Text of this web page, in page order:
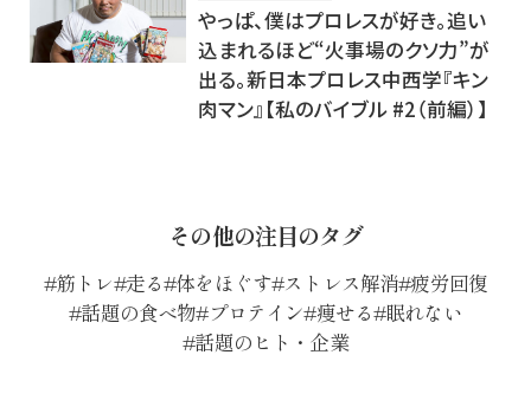
やっぱ、僕はプロレスが好き。追い
込まれるほど“火事場のクソ力”が
出る。新日本プロレス中西学『キン
肉マン』【私のバイブル #2（前編）】
その他の注目のタグ
筋トレ 走る 体をほぐす ストレス解消 疲労回復
話題の食べ物 プロテイン 痩せる 眠れない
話題のヒト・企業